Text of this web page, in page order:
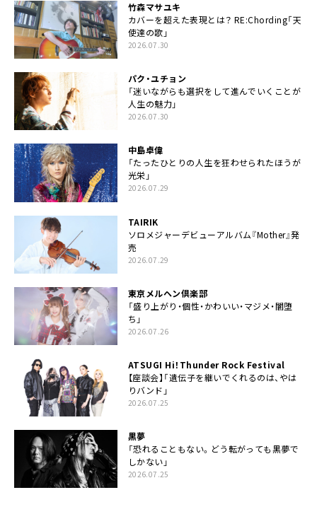
竹森マサユキ
カバーを超えた表現とは？ RE:Chording「天
使達の歌」
2026.07.30
パク・ユチョン
「迷いながらも選択をして進んでいくことが
人生の魅力」
2026.07.30
中島卓偉
「たったひとりの人生を狂わせられたほうが
光栄」
2026.07.29
TAIRIK
ソロメジャーデビューアルバム『Mother』発
売
2026.07.29
東京メルヘン倶楽部
「盛り上がり・個性・かわいい・マジメ・闇堕
ち」
2026.07.26
ATSUGI Hi！Thunder Rock Festival
【座談会】「遺伝子を継いでくれるのは、やは
りバンド」
2026.07.25
黒夢
「恐れることもない。どう転がっても黒夢で
しかない」
2026.07.25